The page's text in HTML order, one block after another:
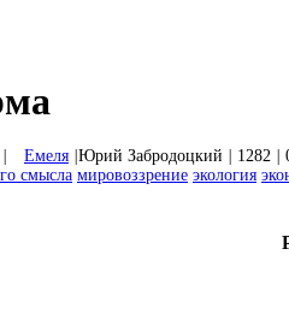
Емеля Юрий Забродоцкий 1282
смысла мировоззрение экология